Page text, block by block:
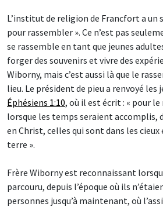
L’institut de religion de Francfort a un
pour rassembler ». Ce n’est pas
se rassemble en tant que jeunes
forger des souvenirs et vivre des
Wiborny, mais c’est aussi là que le
lieu. Le président de pieu a renvoyé les
Éphésiens 1:10, où il est écrit : « pour
lorsque les temps seraient accomplis,
en Christ, celles qui sont dans les
terre ».
Frère Wiborny est reconnaissant
parcouru, depuis l’époque où ils
personnes jusqu’à maintenant, où